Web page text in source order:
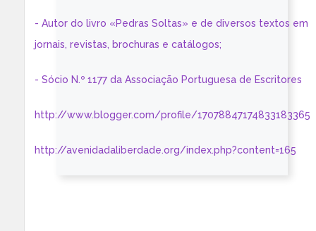
- Autor do livro «Pedras Soltas» e de diversos textos em
jornais, revistas, brochuras e catálogos;
- Sócio N.º 1177 da Associação Portuguesa de Escritores
http://www.blogger.com/profile/17078847174833183365
http://avenidadaliberdade.org/index.php?content=165